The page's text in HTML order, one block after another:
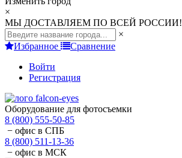
×
МЫ ДОСТАВЛЯЕМ ПО ВСЕЙ РОССИИ!
×
Избранное
Сравнение
Войти
Регистрация
Оборудование для фотосъемки
8 (800) 555-50-85
− офис в СПБ
8 (800) 511-13-36
− офис в МСК